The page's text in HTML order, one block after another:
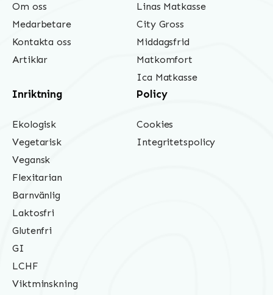
Om oss
Medarbetare
Kontakta oss
Artiklar
Linas Matkasse
City Gross
Middagsfrid
Matkomfort
Ica Matkasse
Inriktning
Ekologisk
Vegetarisk
Vegansk
Flexitarian
Barnvänlig
Laktosfri
Glutenfri
GI
LCHF
Viktminskning
Policy
Cookies
Integritetspolicy